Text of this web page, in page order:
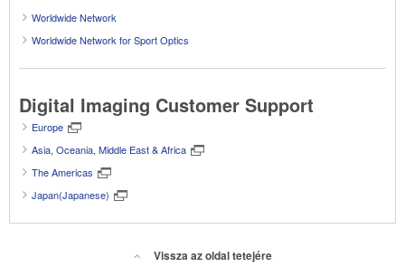
Worldwide Network
Worldwide Network for Sport Optics
Digital Imaging Customer Support
Europe
Asia, Oceania, Middle East & Africa
The Americas
Japan(Japanese)
Vissza az oldal tetejére